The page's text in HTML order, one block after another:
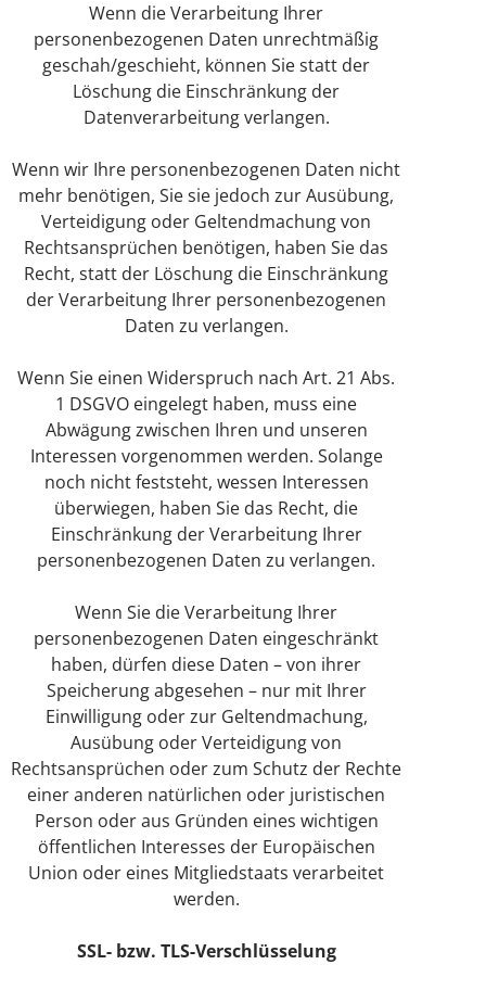
Wenn die Verarbeitung Ihrer
personenbezogenen Daten unrechtmäßig
geschah/geschieht, können Sie statt der
Löschung die Einschränkung der
Datenverarbeitung verlangen.
Wenn wir Ihre personenbezogenen Daten nicht
mehr benötigen, Sie sie jedoch zur Ausübung,
Verteidigung oder Geltendmachung von
Rechtsansprüchen benötigen, haben Sie das
Recht, statt der Löschung die Einschränkung
der Verarbeitung Ihrer personenbezogenen
Daten zu verlangen.
Wenn Sie einen Widerspruch nach Art. 21 Abs.
1 DSGVO eingelegt haben, muss eine
Abwägung zwischen Ihren und unseren
Interessen vorgenommen werden. Solange
noch nicht feststeht, wessen Interessen
überwiegen, haben Sie das Recht, die
Einschränkung der Verarbeitung Ihrer
personenbezogenen Daten zu verlangen.
Wenn Sie die Verarbeitung Ihrer
personenbezogenen Daten eingeschränkt
haben, dürfen diese Daten – von ihrer
Speicherung abgesehen – nur mit Ihrer
Einwilligung oder zur Geltendmachung,
Ausübung oder Verteidigung von
Rechtsansprüchen oder zum Schutz der Rechte
einer anderen natürlichen oder juristischen
Person oder aus Gründen eines wichtigen
öffentlichen Interesses der Europäischen
Union oder eines Mitgliedstaats verarbeitet
werden.
SSL- bzw. TLS-Verschlüsselung